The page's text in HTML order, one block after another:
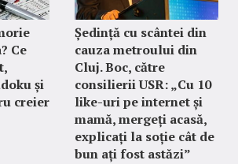
Ce
și
creier
Ședință cu scântei din
cauza metroului din
Cluj. Boc, către
consilierii USR: „Cu 10
like-uri pe internet și
mamă, mergeți acasă,
explicați la soție cât de
bun ați fost astăzi”